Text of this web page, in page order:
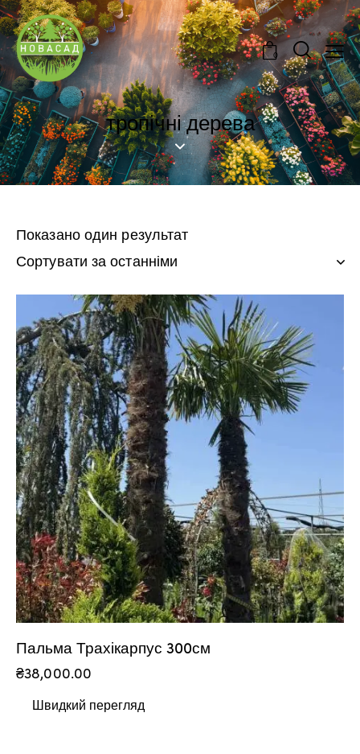
0
тропічні дерева
Показано один результат
Пальма Трахікарпус 300см
₴38,000.00
Швидкий перегляд